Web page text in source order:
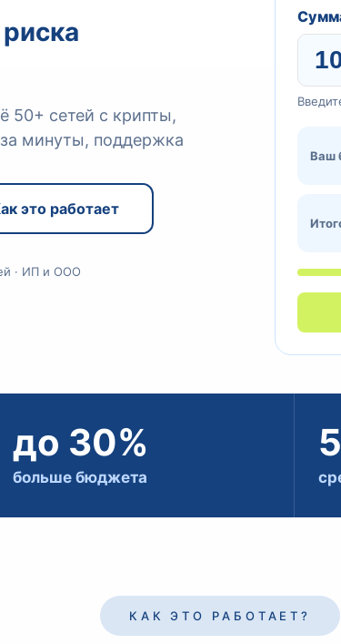
50+ сетей с крипты,
минуты, поддержка
это работает
· ИП и ООО
Ваш
до 30%
больше бюджета
КАК ЭТО РАБОТАЕТ?